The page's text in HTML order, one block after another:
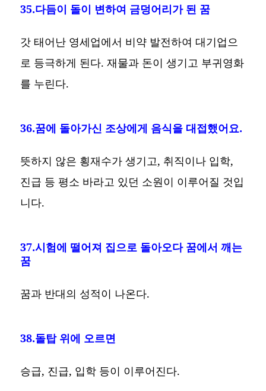
35.다듬이 돌이 변하여 금덩어리가 된 꿈
갓 태어난 영세업에서 비약 발전하여 대기업으
로 등극하게 된다. 재물과 돈이 생기고 부귀영화
를 누린다.
36.꿈에 돌아가신 조상에게 음식을 대접했어요.
뜻하지 않은 횡재수가 생기고, 취직이나 입학,
진급 등 평소 바라고 있던 소원이 이루어질 것입
니다.
37.시험에 떨어져 집으로 돌아오다 꿈에서 깨는
꿈
꿈과 반대의 성적이 나온다.
38.돌탑 위에 오르면
승급, 진급, 입학 등이 이루어진다.